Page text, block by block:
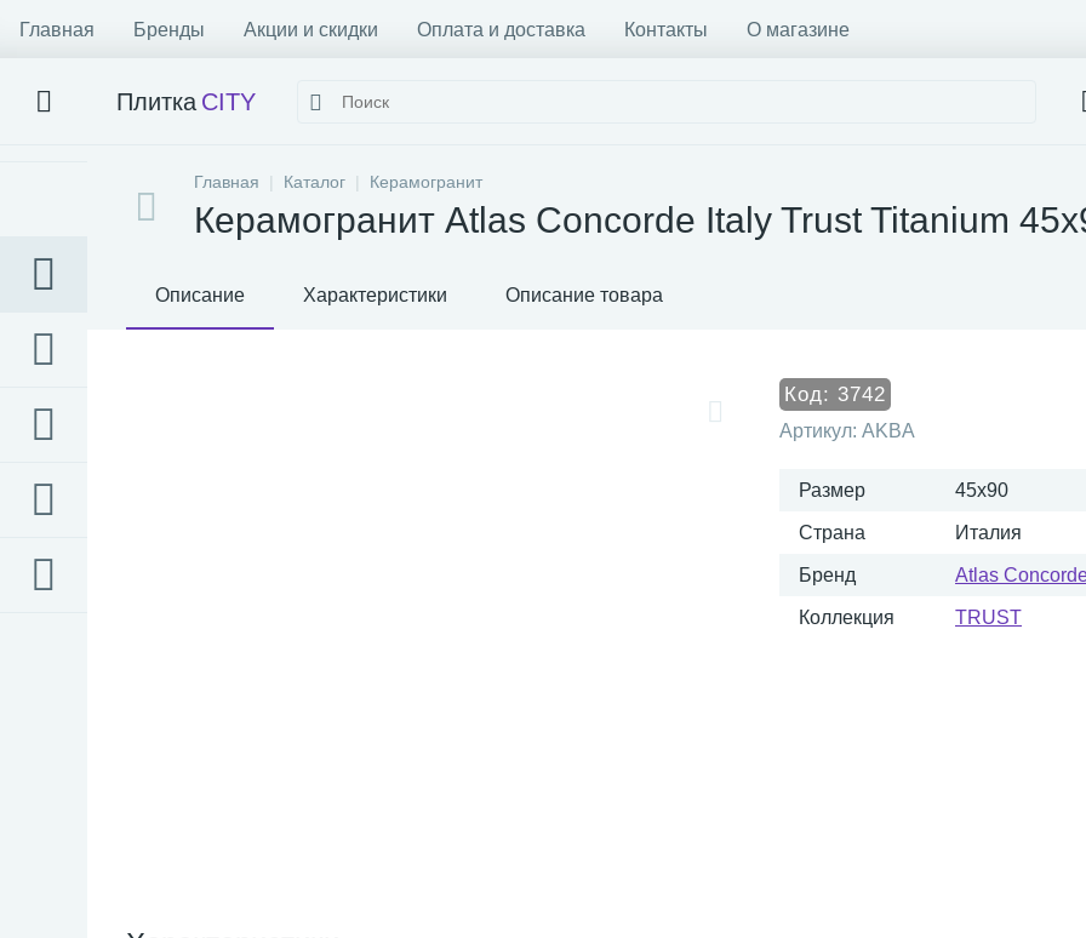
Главная Бренды Акции и скидки Оплата и доставка Контакты О магазине
Плитка CITY
Главная Каталог Керамогранит
Керамогранит Atlas Concorde Italy Trust Titanium
Описание Характеристики Описание товара
Код: 3742
Артикул: AKBA
Размер 45x90
Страна Италия
Бренд Atlas
Коллекция TRUST